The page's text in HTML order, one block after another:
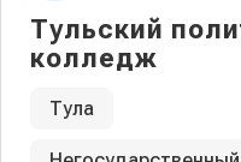
Тульский
колледж
Тула